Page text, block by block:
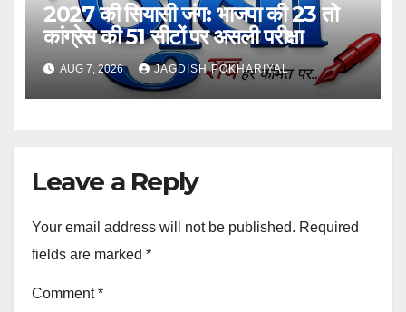
2027 की सियासी जंग: भाजपा की 23 तो
कांग्रेस की 51 सीटों पर असली परीक्षा
AUG 7, 2026 JAGDISH POKHARIYAL
Leave a Reply
Your email address will not be published. Required
fields are marked *
Comment*